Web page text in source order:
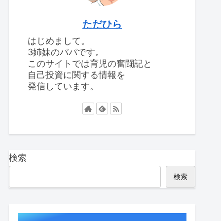
ただひら
はじめまして。
3姉妹のパパです。
このサイトでは育児の奮闘記と
自己投資に関する情報を
発信しています。
検索
検索